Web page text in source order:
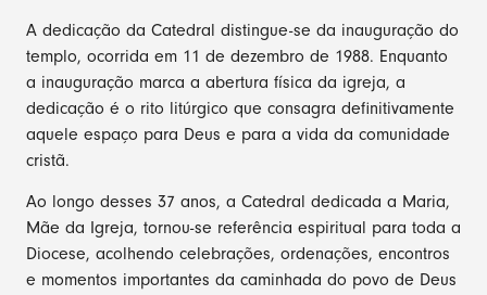
A dedicação da Catedral distingue-se da inauguração do
templo, ocorrida em 11 de dezembro de 1988. Enquanto
a inauguração marca a abertura física da igreja, a
dedicação é o rito litúrgico que consagra definitivamente
aquele espaço para Deus e para a vida da comunidade
cristã.
Ao longo desses 37 anos, a Catedral dedicada a Maria,
Mãe da Igreja, tornou-se referência espiritual para toda a
Diocese, acolhendo celebrações, ordenações, encontros
e momentos importantes da caminhada do povo de Deus